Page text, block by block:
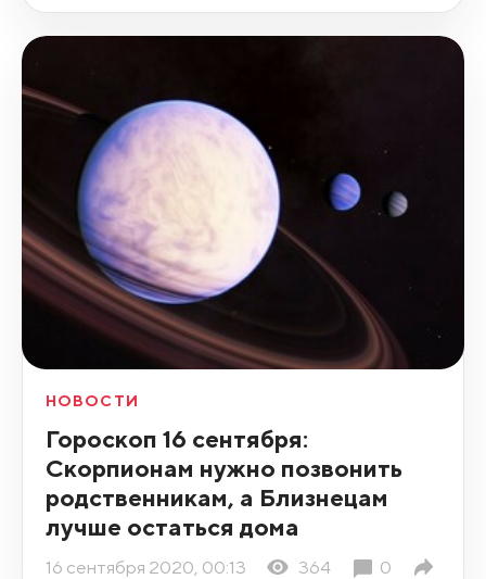
НОВОСТИ
Гороскоп 16 сентября:
Скорпионам нужно позвонить
родственникам, а Близнецам
лучше остаться дома
16 сентября 2020, 00:13 364 0